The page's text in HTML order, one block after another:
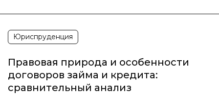
Юриспруденция
Правовая природа и особенности
договоров займа и кредита:
сравнительный анализ